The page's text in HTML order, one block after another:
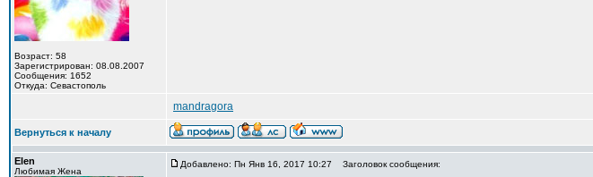
Возраст: 58
Зарегистрирован: 08.08.2007
Сообщения: 1652
Откуда: Севастополь
mandragora
Вернуться к началу
Elen
Любимая Жена
Добавлено: Пн Янв 16, 2017 10:27 Заголовок сообщения: